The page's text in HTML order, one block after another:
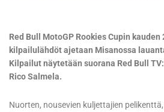
Red Bull MotoGP Rookies Cupin
kilpailulähdöt ajetaan Misanossa
Kilpailut näytetään suorana Red Bull
Rico Salmela.
Nuorten, nousevien kuljettajien